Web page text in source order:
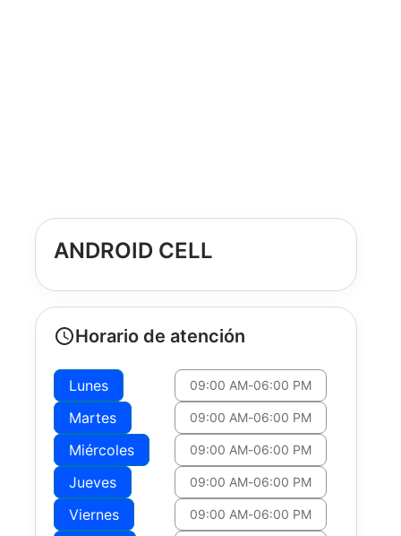
ANDROID CELL
Horario de atención
Lunes 09:00 AM-06:00 PM
Martes 09:00 AM-06:00 PM
Miércoles 09:00 AM-06:00 PM
Jueves 09:00 AM-06:00 PM
Viernes 09:00 AM-06:00 PM